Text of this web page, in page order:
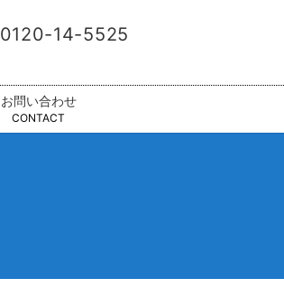
0120-14-5525
お問い合わせ
CONTACT